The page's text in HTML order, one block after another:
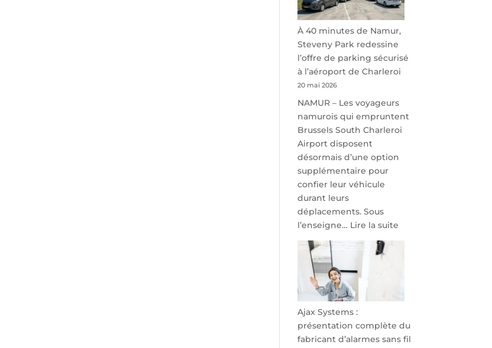
À 40 minutes de Namur,
Steveny Park redessine
l’offre de parking sécurisé
à l’aéroport de Charleroi
20 mai 2026
NAMUR – Les voyageurs
namurois qui empruntent
Brussels South Charleroi
Airport disposent
désormais d’une option
supplémentaire pour
confier leur véhicule
durant leurs
déplacements. Sous
l’enseigne… Lire la suite
Park
redessine
Ajax Systems :
présentation complète du
fabricant d’alarmes sans fil